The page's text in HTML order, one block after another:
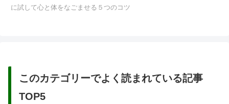
に試して心と体をなごませる５つのコツ
このカテゴリーでよく読まれている記事
TOP5